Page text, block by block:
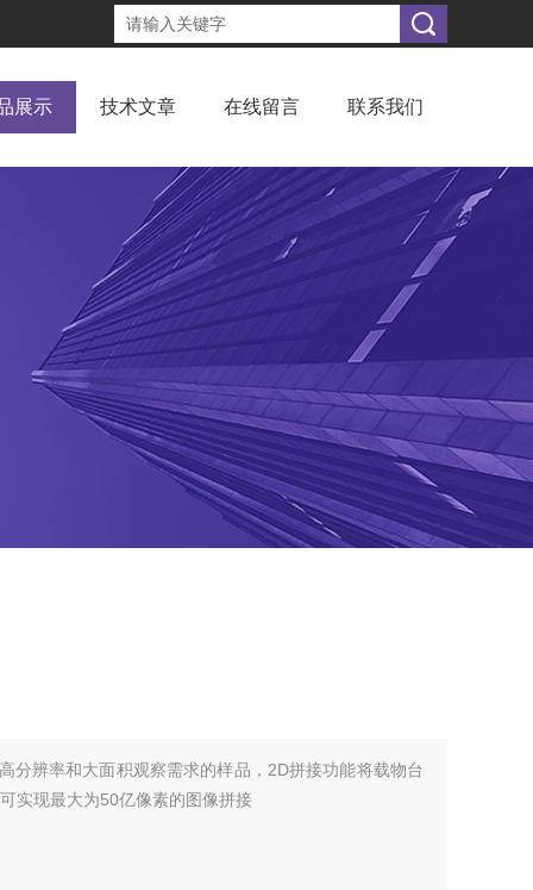
展示 技术文章 在线留言 联系我们
分辨率和大面积观察需求的样品，2D拼接功能将载物台
实现最大为50亿像素的图像拼接